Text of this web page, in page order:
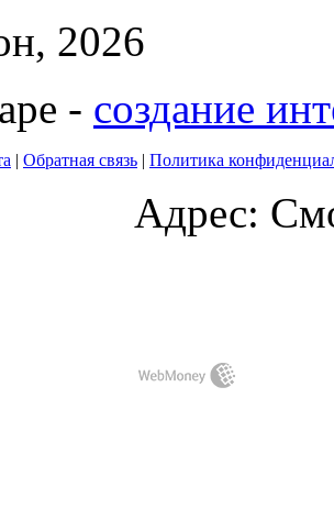
2026
- создание
| Обратная связь | Политика
Адрес: